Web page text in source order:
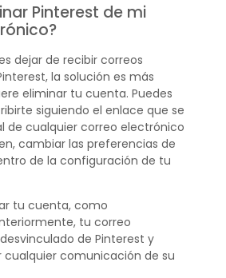
Pinterest de mi
dejar de recibir correos
la solución es más
eliminar tu cuenta. Puedes
siguiendo el enlace que se
de cualquier correo electrónico
cambiar las preferencias de
de la configuración de tu
tu cuenta, como
tu correo
de Pinterest y
cualquier comunicación de su